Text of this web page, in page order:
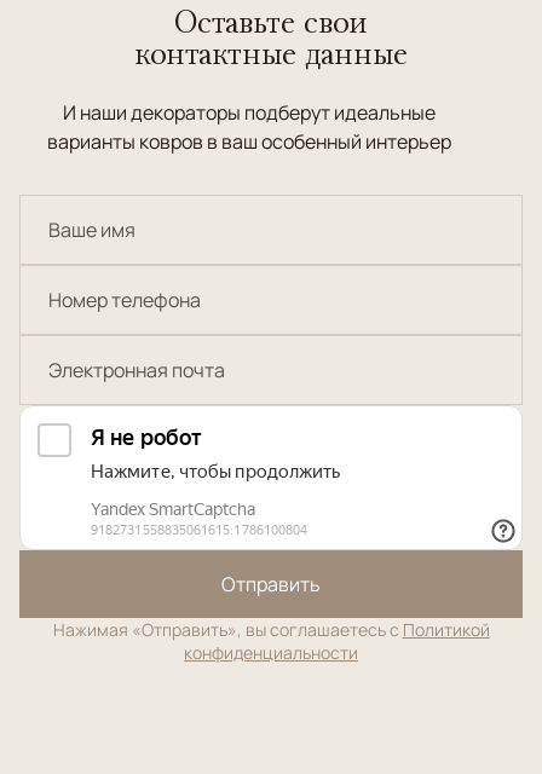
Оставьте свои
контактные данные
И наши декораторы подберут идеальные
варианты ковров в ваш особенный интерьер
Отправить
Нажимая «Отправить», вы соглашаетесь с Политикой
конфиденциальности